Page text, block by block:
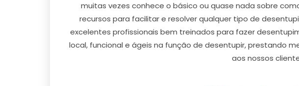
muitas vezes conhece o básico ou quase nada sobre
recursos para facilitar e resolver qualquer tipo de
excelentes profissionais bem treinados para fazer
local, funcional e ágeis na função de desentupir, prestando
aos nossos